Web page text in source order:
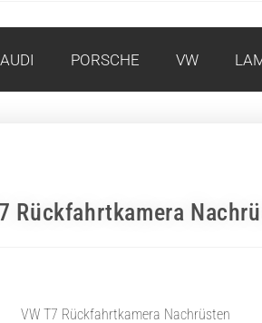
AUDI PORSCHE VW
Rückfahrtkamera
VW T7 Rückfahrtkamera Nachrüsten